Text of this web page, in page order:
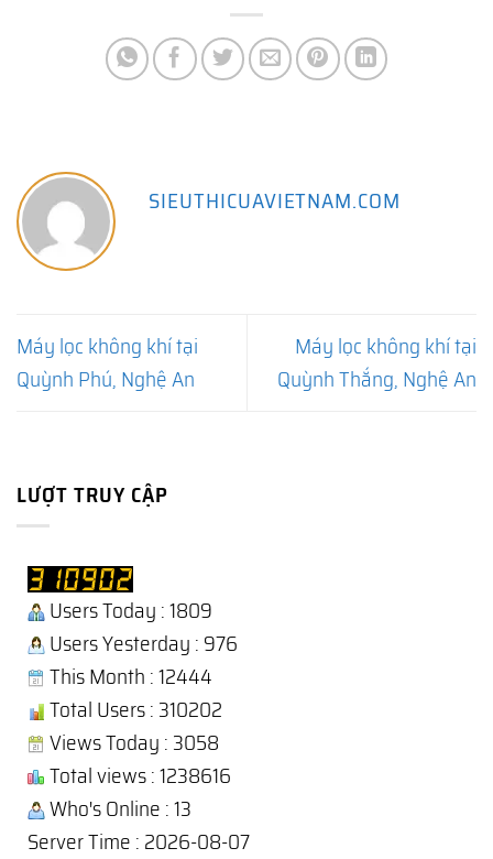
SIEUTHICUAVIETNAM.COM
Máy lọc không khí tại
Quỳnh Phú, Nghệ An
Máy lọc không khí tại
Quỳnh Thắng, Nghệ An
LƯỢT TRUY CẬP
Users Today : 1809
Users Yesterday : 976
This Month : 12444
Total Users : 310202
Views Today : 3058
Total views : 1238616
Who's Online : 13
Server Time : 2026-08-07